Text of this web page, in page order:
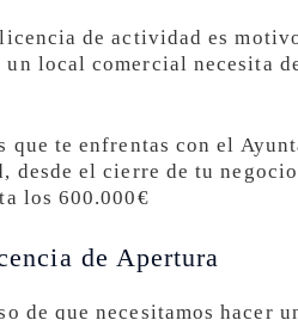
de actividad es
un local comercial necesita
que te enfrentas con el
desde el cierre de tu
los 600.000€
de Apertura
de que necesitamos hacer